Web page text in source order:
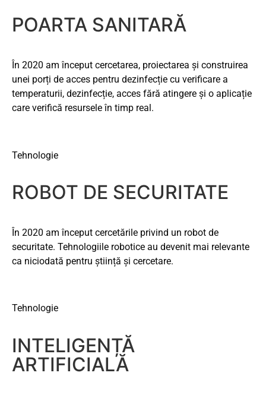
POARTA SANITARĂ
În 2020 am început cercetarea, proiectarea și construirea
unei porți de acces pentru dezinfecție cu verificare a
temperaturii, dezinfecție, acces fără atingere și o aplicație
care verifică resursele în timp real.
Tehnologie
ROBOT DE SECURITATE
În 2020 am început cercetările privind un robot de
securitate. Tehnologiile robotice au devenit mai relevante
ca niciodată pentru știință și cercetare.
Tehnologie
INTELIGENȚĂ
ARTIFICIALĂ